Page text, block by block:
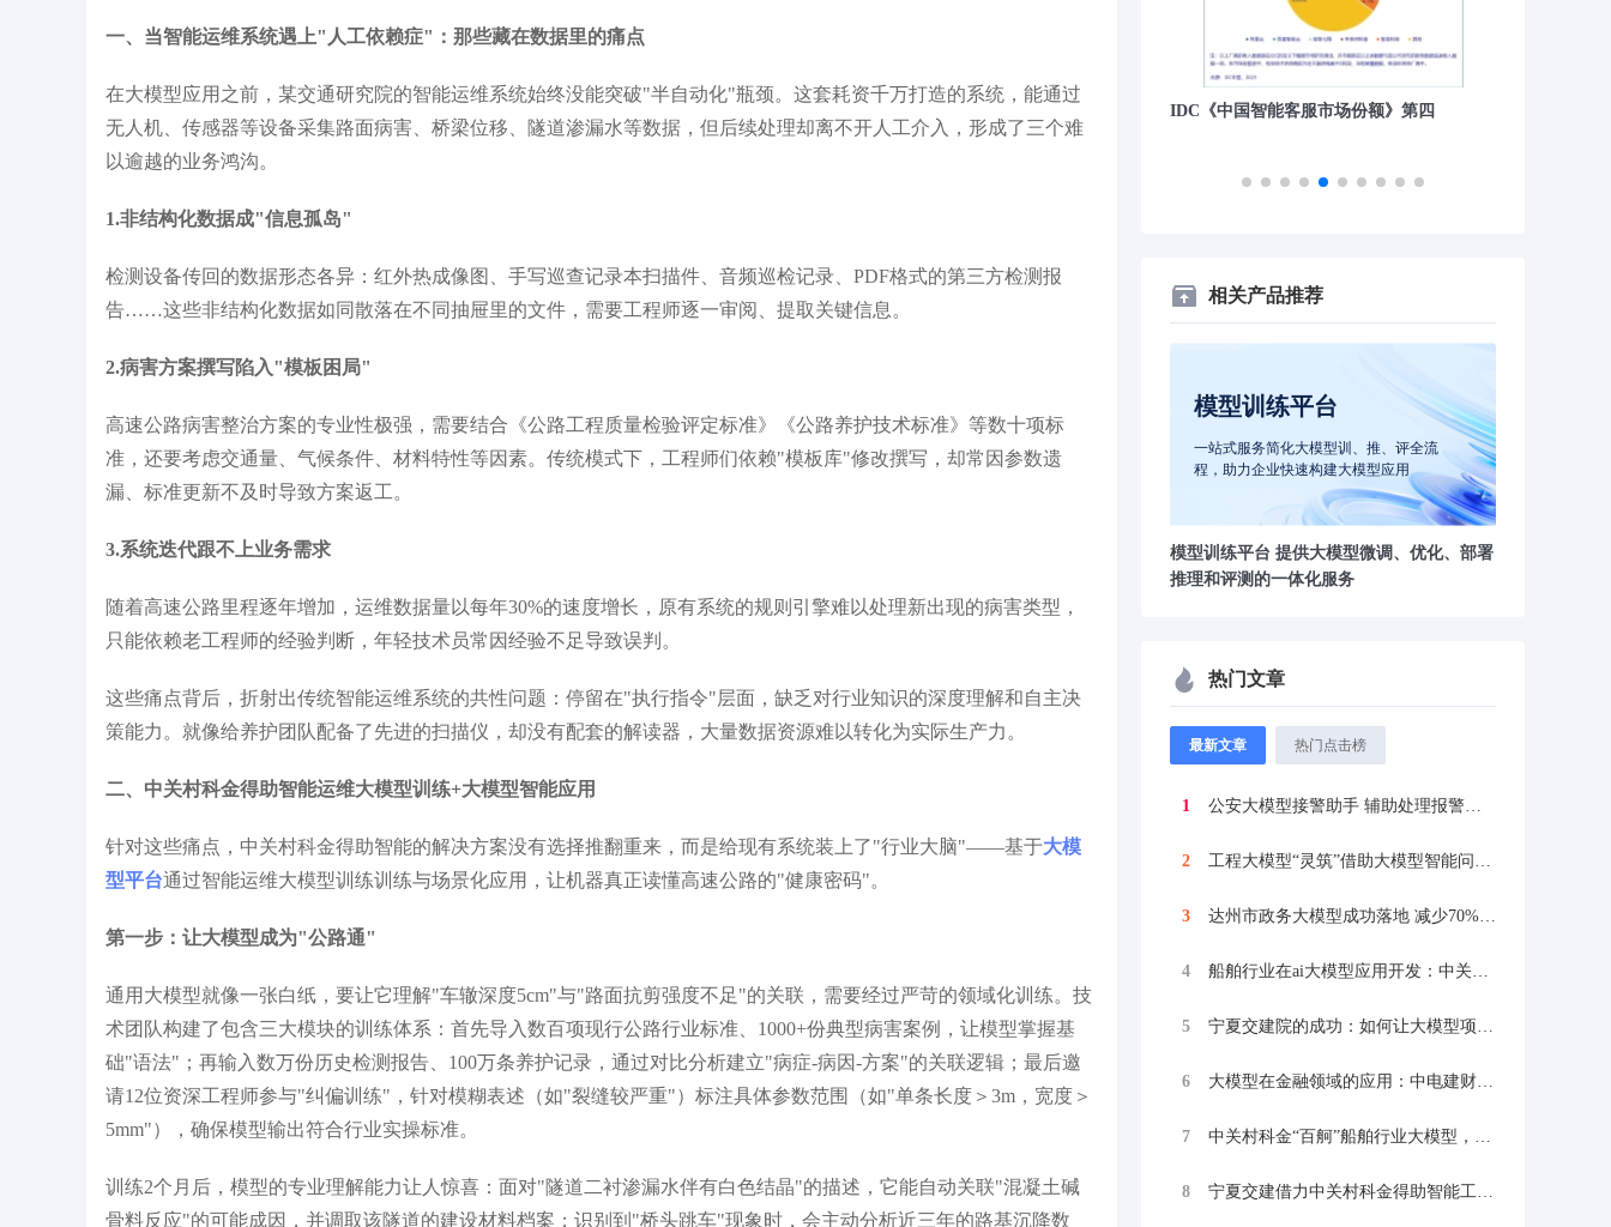
一、当智能运维系统遇上"人工依赖症"：那些藏在数据里的痛点
在大模型应用之前，某交通研究院的智能运维系统始终没能突破"半自动化"瓶颈。这套耗资千万打造的系统，能通过
无人机、传感器等设备采集路面病害、桥梁位移、隧道渗漏水等数据，但后续处理却离不开人工介入，形成了三个难
以逾越的业务鸿沟。
1.非结构化数据成"信息孤岛"
检测设备传回的数据形态各异：红外热成像图、手写巡查记录本扫描件、音频巡检记录、PDF格式的第三方检测报
告……这些非结构化数据如同散落在不同抽屉里的文件，需要工程师逐一审阅、提取关键信息。
2.病害方案撰写陷入"模板困局"
高速公路病害整治方案的专业性极强，需要结合《公路工程质量检验评定标准》《公路养护技术标准》等数十项标
准，还要考虑交通量、气候条件、材料特性等因素。传统模式下，工程师们依赖"模板库"修改撰写，却常因参数遗
漏、标准更新不及时导致方案返工。
3.系统迭代跟不上业务需求
随着高速公路里程逐年增加，运维数据量以每年30%的速度增长，原有系统的规则引擎难以处理新出现的病害类型，
只能依赖老工程师的经验判断，年轻技术员常因经验不足导致误判。
这些痛点背后，折射出传统智能运维系统的共性问题：停留在"执行指令"层面，缺乏对行业知识的深度理解和自主决
策能力。就像给养护团队配备了先进的扫描仪，却没有配套的解读器，大量数据资源难以转化为实际生产力。
二、中关村科金得助智能运维大模型训练+大模型智能应用
针对这些痛点，中关村科金得助智能的解决方案没有选择推翻重来，而是给现有系统装上了"行业大脑"——基于大模
型平台通过智能运维大模型训练训练与场景化应用，让机器真正读懂高速公路的"健康密码"。
第一步：让大模型成为"公路通"
通用大模型就像一张白纸，要让它理解"车辙深度5cm"与"路面抗剪强度不足"的关联，需要经过严苛的领域化训练。技
术团队构建了包含三大模块的训练体系：首先导入数百项现行公路行业标准、1000+份典型病害案例，让模型掌握基
础"语法"；再输入数万份历史检测报告、100万条养护记录，通过对比分析建立"病症-病因-方案"的关联逻辑；最后邀
请12位资深工程师参与"纠偏训练"，针对模糊表述（如"裂缝较严重"）标注具体参数范围（如"单条长度＞3m，宽度＞
5mm"），确保模型输出符合行业实操标准。
训练2个月后，模型的专业理解能力让人惊喜：面对"隧道二衬渗漏水伴有白色结晶"的描述，它能自动关联"混凝土碱
骨料反应"的可能成因，并调取该隧道的建设材料档案；识别到"桥头跳车"现象时，会主动分析近三年的路基沉降数
估》领导者
沙丘社区《2024中国大模型先锋案例
相关产品推荐
模型训练平台
一站式服务简化大模型训、推、评全流
程，助力企业快速构建大模型应用
模型训练平台 提供大模型微调、优化、部署
推理和评测的一体化服务
热门文章
最新文章 热门点击榜
1 公安大模型接警助手 辅助处理报警信息，降...
2 工程大模型“灵筑”借助大模型智能问答技术...
3 达州市政务大模型成功落地 减少70%文本...
4 船舶行业在ai大模型应用开发：中关村科金...
5 宁夏交建院的成功：如何让大模型项目成功落...
6 大模型在金融领域的应用：中电建财务公司合...
7 中关村科金“百舸”船舶行业大模型，助力中...
8 宁夏交建借力中关村科金得助智能工业大模型...